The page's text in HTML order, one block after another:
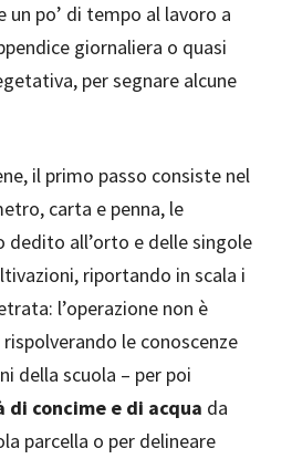
po’ di tempo al lavoro a
giornaliera o quasi
per segnare alcune
il primo passo consiste nel
carta e penna, le
dedito all’orto e delle singole
riportando in scala i
l’operazione non è
le conoscenze
della scuola – per poi
concime e di acqua da
parcella o per delineare